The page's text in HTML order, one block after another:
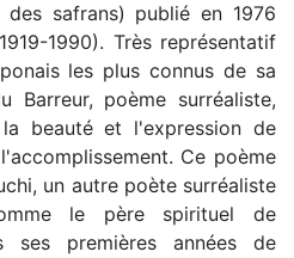
des safrans) publié en 1976
1990). Très représentatif
les plus connus de sa
Barreur, poème surréaliste,
beauté et l'expression de
Ce poème
un autre poète surréaliste
le père spirituel de
ses premières années de